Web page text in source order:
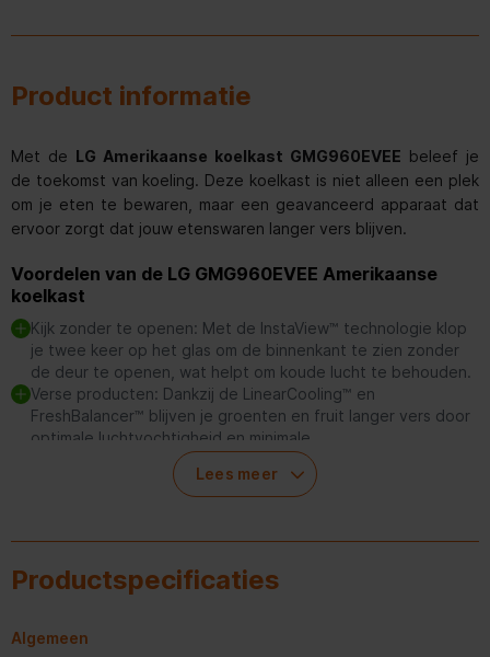
Product informatie
Met de LG Amerikaanse koelkast GMG960EVEE beleef je
de toekomst van koeling. Deze koelkast is niet alleen een plek
om je eten te bewaren, maar een geavanceerd apparaat dat
ervoor zorgt dat jouw etenswaren langer vers blijven.
Voordelen van de LG GMG960EVEE Amerikaanse
koelkast
Kijk zonder te openen: Met de InstaView™ technologie klop
je twee keer op het glas om de binnenkant te zien zonder
de deur te openen, wat helpt om koude lucht te behouden.
Verse producten: Dankzij de LinearCooling™ en
FreshBalancer™ blijven je groenten en fruit langer vers door
optimale luchtvochtigheid en minimale
temperatuurschommelingen.
Gezondheid en hygiëne: De UvNano™ technologie in de
water- en ijsdispenser doodt tot 99% van de bacteriën,
Grootse capaciteit: Met een totale inhoud van 638 liter,
verdeeld tussen koelen en vriezen, heb je voldoende ruimte
om alles overzichtelijk op te bergen.
Lees meer
Productspecificaties
Algemeen